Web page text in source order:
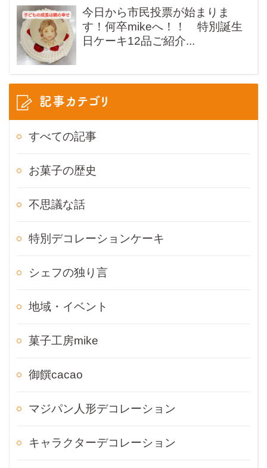
今日から市民投票が始まりま
す！何卒mikeへ！！ 特別誕生
日ケーキ12品ご紹介...
記事カテゴリ
すべての記事
お菓子の歴史
不思議な話
特別デコレーションケーキ
シェフの独り言
地域・イベント
菓子工房mike
御饌cacao
マジパン人形デコレーション
キャラクターデコレーション